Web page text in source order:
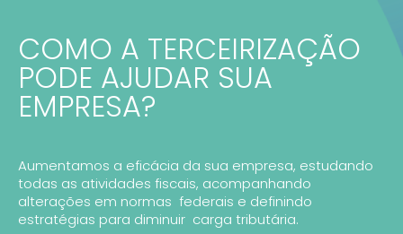
COMO A TERCEIRIZAÇÃO
PODE AJUDAR SUA
EMPRESA?
Aumentamos a eficácia da sua empresa, estudando
todas as atividades fiscais, acompanhando
alterações em normas federais e definindo
estratégias para diminuir carga tributária.